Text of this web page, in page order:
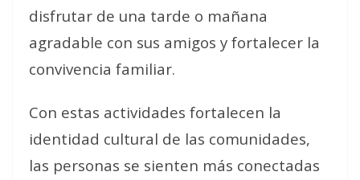
disfrutar de una tarde o mañana
agradable con sus amigos y fortalecer la
convivencia familiar.
Con estas actividades fortalecen la
identidad cultural de las comunidades,
las personas se sienten más conectadas